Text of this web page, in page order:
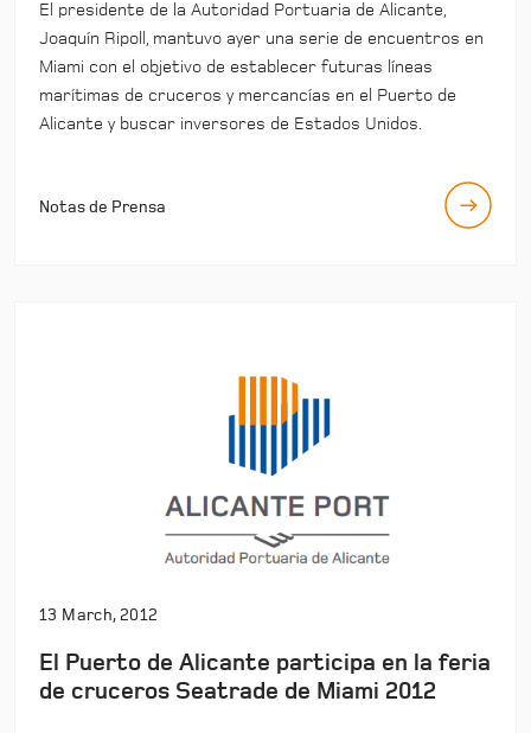
El presidente de la Autoridad Portuaria de Alicante,
Joaquín Ripoll, mantuvo ayer una serie de encuentros en
Miami con el objetivo de establecer futuras líneas
marítimas de cruceros y mercancías en el Puerto de
Alicante y buscar inversores de Estados Unidos.
Notas de Prensa
13 March, 2012
El Puerto de Alicante participa en la feria
de cruceros Seatrade de Miami 2012